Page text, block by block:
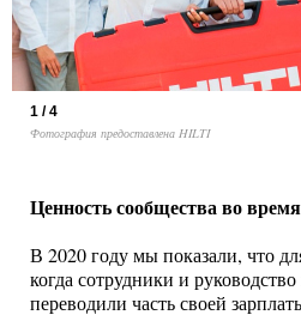
1 / 4
Фотография предоставлена HILTI
Ценность сообщества во
В 2020 году мы показали, что
когда сотрудники и
переводили часть своей